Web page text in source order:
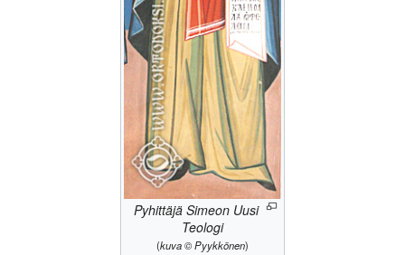
Pyhittäjä Simeon Uusi
Teologi
(kuva © Pyykkönen)